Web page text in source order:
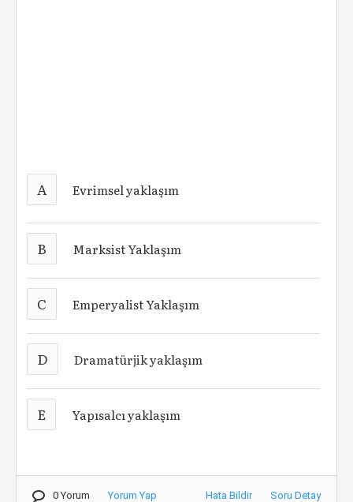
A Evrimsel yaklaşım
B Marksist Yaklaşım
C Emperyalist Yaklaşım
D Dramatürjik yaklaşım
E Yapısalcı yaklaşım
0 Yorum Yorum Yap Hata Bildir Soru Detay